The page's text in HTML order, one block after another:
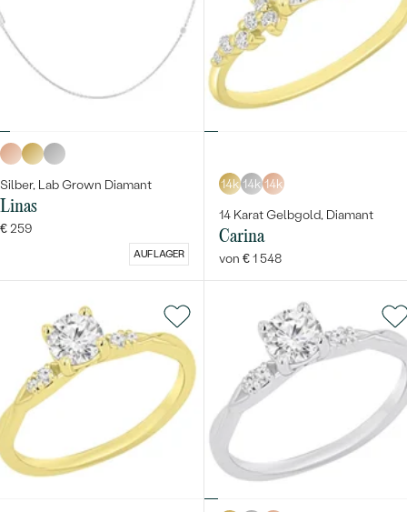
Silber, Lab Grown Diamant
Linas
€ 259
AUF LAGER
14k 14k 14k
14 Karat Gelbgold, Diamant
Carina
von € 1 548